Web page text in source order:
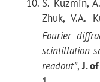
S. Kuzmin,
Zhuk, V.A.
Fourier
scintillation
readout”,J.